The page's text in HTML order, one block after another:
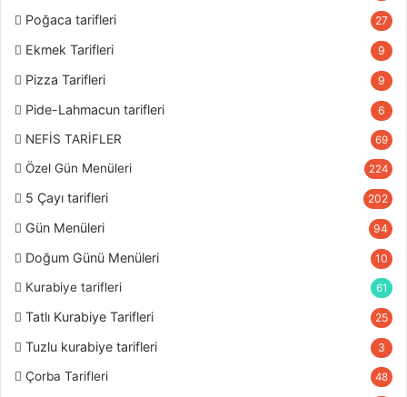
Poğaca tarifleri 27
Ekmek Tarifleri 9
Pizza Tarifleri 9
Pide-Lahmacun tarifleri 6
NEFİS TARİFLER 69
Özel Gün Menüleri 224
5 Çayı tarifleri 202
Gün Menüleri 94
Doğum Günü Menüleri 10
Kurabiye tarifleri 61
Tatlı Kurabiye Tarifleri 25
Tuzlu kurabiye tarifleri 3
Çorba Tarifleri 48